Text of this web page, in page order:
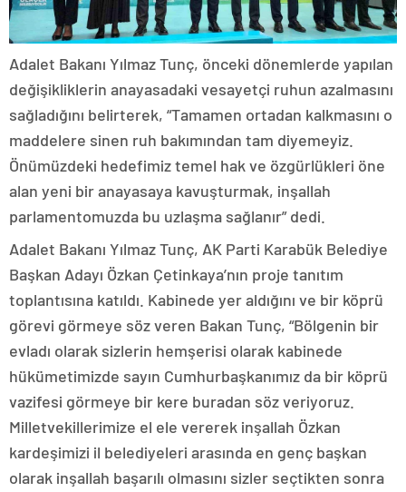
Adalet Bakanı Yılmaz Tunç, önceki dönemlerde yapılan
değişikliklerin anayasadaki vesayetçi ruhun azalmasını
sağladığını belirterek, “Tamamen ortadan kalkmasını o
maddelere sinen ruh bakımından tam diyemeyiz.
Önümüzdeki hedefimiz temel hak ve özgürlükleri öne
alan yeni bir anayasaya kavuşturmak, inşallah
parlamentomuzda bu uzlaşma sağlanır” dedi.
Adalet Bakanı Yılmaz Tunç, AK Parti Karabük Belediye
Başkan Adayı Özkan Çetinkaya’nın proje tanıtım
toplantısına katıldı. Kabinede yer aldığını ve bir köprü
görevi görmeye söz veren Bakan Tunç, “Bölgenin bir
evladı olarak sizlerin hemşerisi olarak kabinede
hükümetimizde sayın Cumhurbaşkanımız da bir köprü
vazifesi görmeye bir kere buradan söz veriyoruz.
Milletvekillerimize el ele vererek inşallah Özkan
kardeşimizi il belediyeleri arasında en genç başkan
olarak inşallah başarılı olmasını sizler seçtikten sonra